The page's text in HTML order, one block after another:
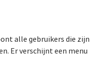
alle gebruikers die zijn
Er verschijnt een menu